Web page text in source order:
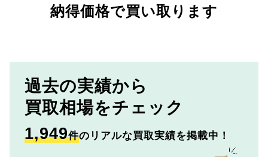
納得価格で買い取ります
過去の実績から
買取相場をチェック
1,949件のリアルな買取実績を掲載中！